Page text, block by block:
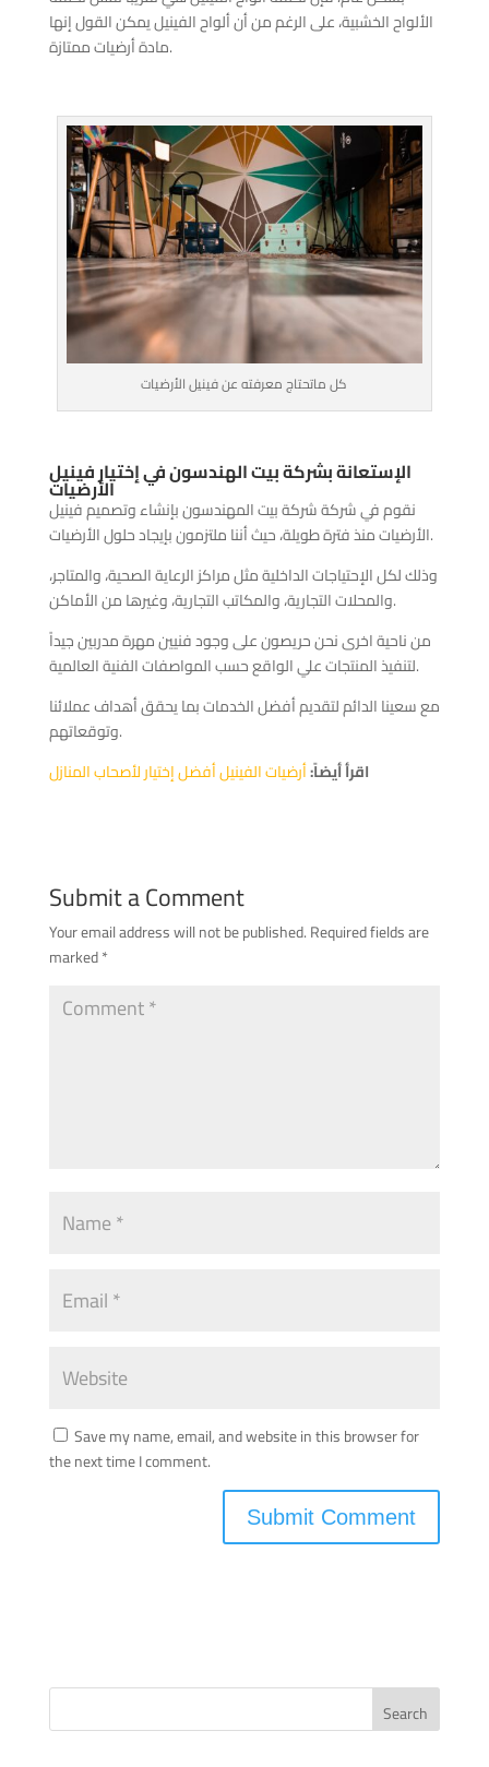
الألواح الخشبية، على الرغم من أن ألواح الفينيل يمكن القول إنها
مادة أرضيات ممتازة.
كل ماتحتاج معرفته عن فينيل الأرضيات
الإستعانة بشركة بيت الهندسون في إختيار فينيل
الأرضيات
نقوم في شركة شركة بيت المهندسون بإنشاء وتصميم فينيل
الأرضيات منذ فترة طويلة، حيث أننا ملتزمون بإيجاد حلول الأرضيات.
وذلك لكل الإحتياجات الداخلية مثل مراكز الرعاية الصحية، والمتاجر،
والمحلات التجارية، والمكاتب التجارية، وغيرها من الأماكن.
من ناحية اخرى نحن حريصون على وجود فنيين مهرة مدربين جيداً
لتنفيذ المنتجات علي الواقع حسب المواصفات الفنية العالمية.
مع سعينا الدائم لتقديم أفضل الخدمات بما يحقق أهداف عملائنا
وتوقعاتهم.
اقرأ أيضاً:أرضيات الفينيل أفضل إختيار لأصحاب المنازل
Submit a Comment
Your email address will not be published.Required fields are
marked*
Save my name, email, and website in this browser for
the next time I comment.
Search